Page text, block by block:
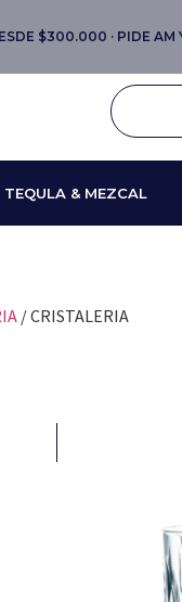
$300.000 · PIDE AM
TEQULA & MEZCAL
/ CRISTALERIA